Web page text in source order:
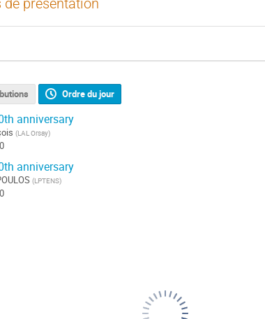
de présentation
Ordre du jour
anniversary
(LAL Orsay)
anniversary
(LPTENS)